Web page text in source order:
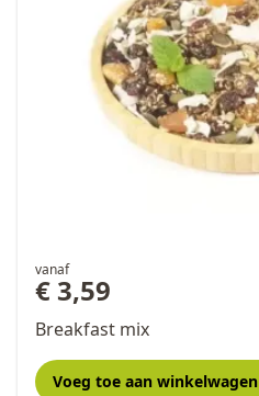
vanaf
€ 3,59
Breakfast mix
Voeg toe aan winkelwagen